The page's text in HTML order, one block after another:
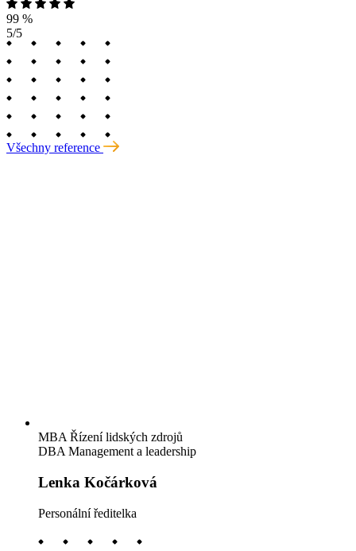
99 %
5/5
Všechny reference
MBA Řízení lidských zdrojů
DBA Management a leadership
Lenka Kočárková
Personální ředitelka